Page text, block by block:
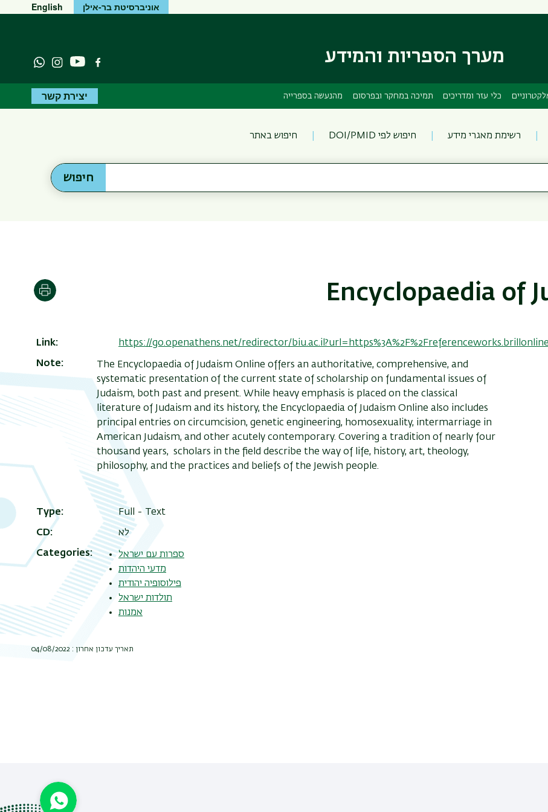
ראשי
אוניברסיטת בר-אילן English
מערך הספריות והמידע פייסבוקיוטיוב Instagram
כלי עזר ומדריכים תמיכה במחקר ובפרסום מהנעשה בספרייה יצירת קשר
רשימת מאגרי מידע חיפוש לפי DOI/PMID חיפוש באתר
חיפוש
Encyclopaedia of הדפסה
Link https://go.openathens.net/redirector/
Note
The Encyclopaedia of Judaism Online offers an authoritative, comprehensive, and
systematic presentation of the current state of scholarship on fundamental issues of
Judaism, both past and present. While heavy emphasis is placed on the classical
literature of Judaism and its history, the Encyclopaedia of Judaism Online also includes
principal entries on circumcision, genetic engineering, homosexuality, intermarriage in
American Judaism, and other acutely contemporary. Covering a tradition of nearly four
thousand years, scholars in the field describe the way of life, history, art, theology,
philosophy, and the practices and beliefs of the Jewish people.
Type Full - Text
CD לא
Categories
ספרות עם ישראל
מדעי היהדות
פילוסופיה יהודית
תולדות ישראל
אמנות
תאריך עדכון אחרון : 04/08/2022